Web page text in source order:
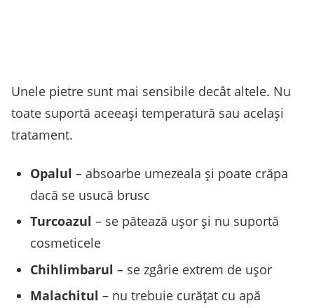
Unele pietre sunt mai sensibile decât altele. Nu
toate suportă aceeași temperatură sau același
tratament.
Opalul – absoarbe umezeala și poate crăpa
dacă se usucă brusc
Turcoazul – se pătează ușor și nu suportă
cosmeticele
Chihlimbarul – se zgârie extrem de ușor
Malachitul – nu trebuie curățat cu apă